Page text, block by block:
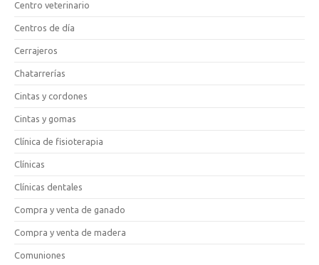
Centro veterinario
Centros de día
Cerrajeros
Chatarrerías
Cintas y cordones
Cintas y gomas
Clínica de fisioterapia
Clínicas
Clínicas dentales
Compra y venta de ganado
Compra y venta de madera
Comuniones